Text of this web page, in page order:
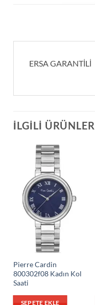
ERSA GARANTİLİ
İLGILI ÜRÜNLER
Pierre Cardin
800302f08 Kadın Kol
Saati
SEPETE EKLE